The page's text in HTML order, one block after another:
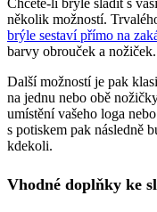
několik možností.
brýle sestaví přímo na
barvy obrouček a nožiček.
Další možností je pak
na jednu nebo obě
umístění vašeho loga
s potiskem pak následně
kdekoli.
Vhodné doplňky ke